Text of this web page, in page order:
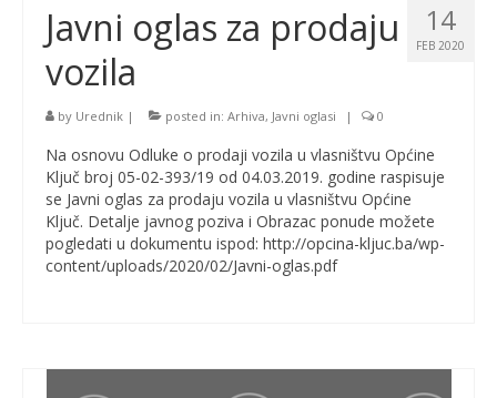
14
FEB 2020
Javni oglas za prodaju
vozila
by Urednik | posted in: Arhiva, Javni oglasi | 0
Na osnovu Odluke o prodaji vozila u vlasništvu Općine
Ključ broj 05-02-393/19 od 04.03.2019. godine raspisuje
se Javni oglas za prodaju vozila u vlasništvu Općine
Ključ. Detalje javnog poziva i Obrazac ponude možete
pogledati u dokumentu ispod: http://opcina-kljuc.ba/wp-
content/uploads/2020/02/Javni-oglas.pdf